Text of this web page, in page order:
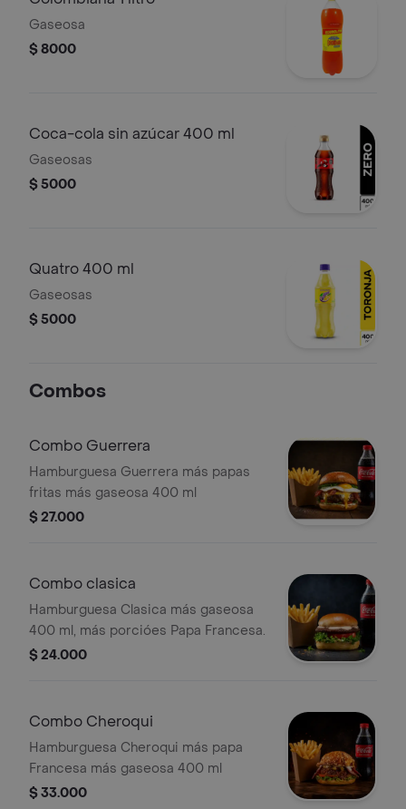
Gaseosa
$ 8000
Coca-cola sin azúcar 400 ml
Gaseosas
$ 5000
Quatro 400 ml
Gaseosas
$ 5000
Combos
Combo Guerrera
Hamburguesa Guerrera más papas
fritas más gaseosa 400 ml
$ 27.000
Combo clasica
Hamburguesa Clasica más gaseosa
400 ml, más porcióes Papa Francesa.
$ 24.000
Combo Cheroqui
Hamburguesa Cheroqui más papa
Francesa más gaseosa 400 ml
$ 33.000